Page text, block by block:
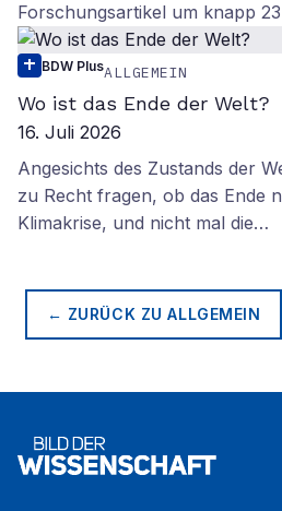
Forschungsartikel um knapp
BDW PlusALLGEMEIN
Wo ist das Ende der Welt?
16. Juli 2026
Angesichts des Zustands der
zu Recht fragen, ob das Ende
Klimakrise, und nicht mal die…
← ZURÜCK ZUALLGEMEIN